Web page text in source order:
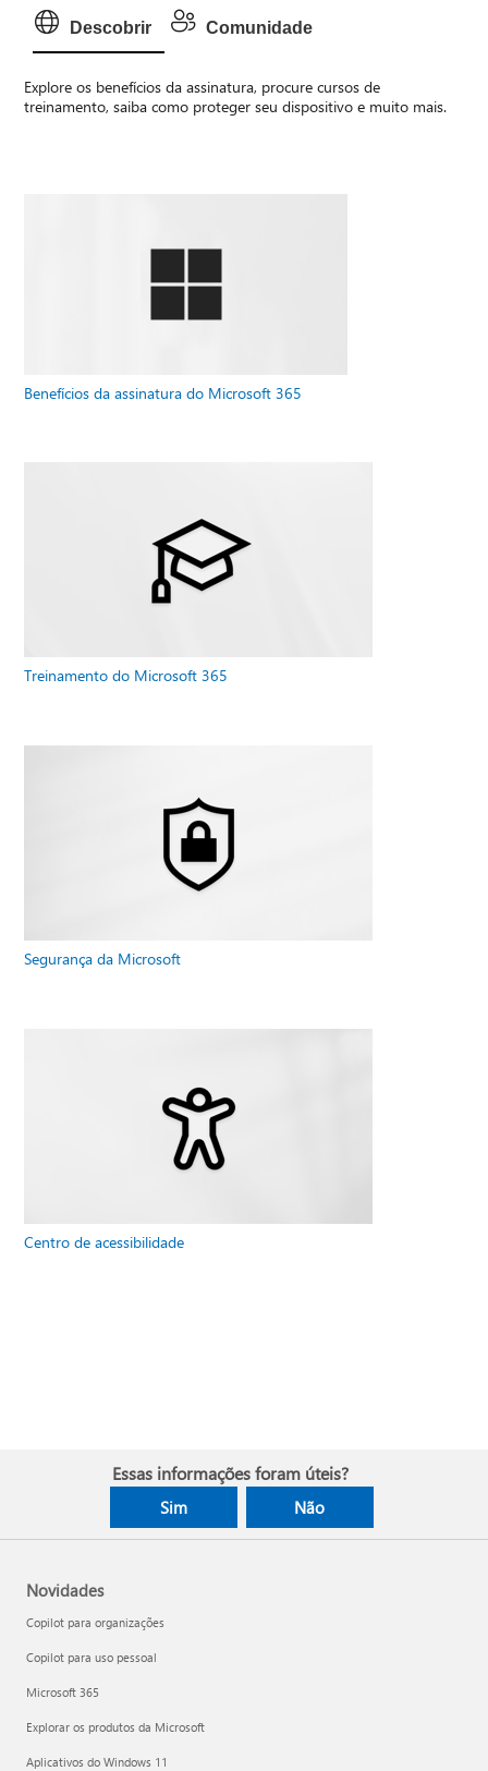
Descobrir Comunidade
Explore os benefícios da assinatura, procure cursos de
treinamento, saiba como proteger seu dispositivo e muito mais.
Benefícios da assinatura do Microsoft 365
Treinamento do Microsoft 365
Segurança da Microsoft
Centro de acessibilidade
Essas informações foram úteis?
Sim Não
Novidades
Copilot para organizações
Copilot para uso pessoal
Microsoft 365
Explorar os produtos da Microsoft
Aplicativos do Windows 11